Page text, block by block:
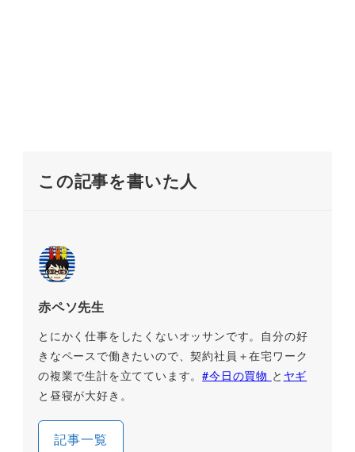
この記事を書いた人
赤ペソ先生
とにかく仕事をしたくないオッサンです。自分の好
きなペースで働きたいので、契約社員＋在宅ワーク
の複業で生計を立てています。#今日の買物 と ヤギ
と昼寝が大好き。
記事一覧